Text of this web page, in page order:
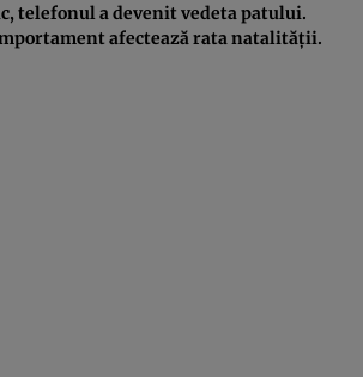
telefonul a devenit vedeta patului.
afectează rata natalității.